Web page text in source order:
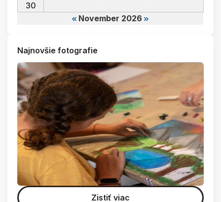
November 2026
30
Najnovšie fotografie
Zistiť viac